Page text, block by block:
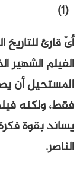
(1)
أىّ قارئ
الفيلم
المستحيل أن
فقط، ولكنه
يساند بقوة